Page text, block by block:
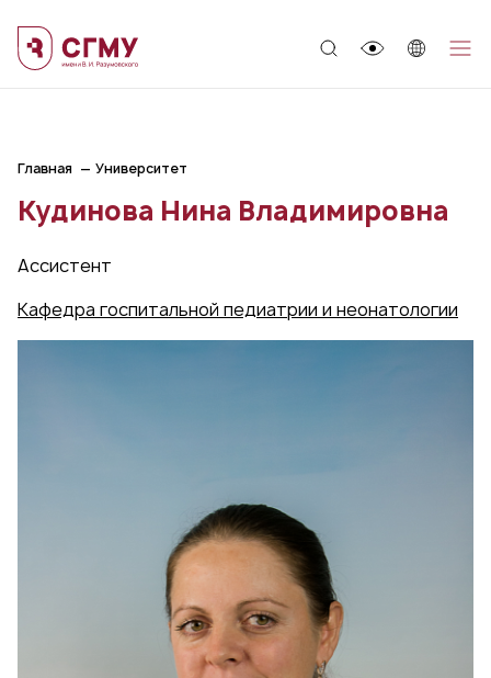
Главная Университет
Кудинова Нина Владимировна
Ассистент
Кафедра госпитальной педиатрии и неонатологии